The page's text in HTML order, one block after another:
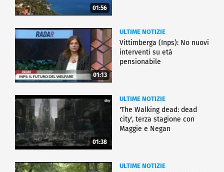
01:56
01:13
ULTIME NOTIZIE
Vittimberga (Inps): No nuovi
interventi su età
pensionabile
01:38
ULTIME NOTIZIE
'The Walking dead: dead
city', terza stagione con
Maggie e Negan
ULTIME NOTIZIE